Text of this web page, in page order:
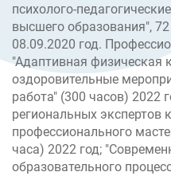
психолого-
высшего образования",
08.09.2020 год.
"Адаптивная физическая
оздоровительные
работа" (300 часов) 2022
региональных экспертов
профессионального
часа) 2022 год;
образовательного